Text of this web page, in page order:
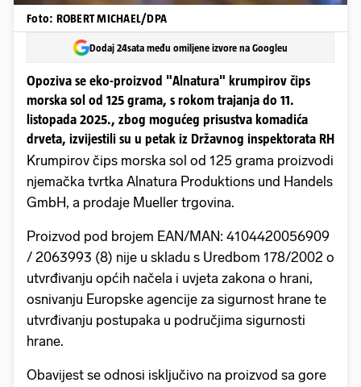
Foto: ROBERT MICHAEL/DPA
Dodaj 24sata među omiljene izvore na Googleu
Opoziva se eko-proizvod "Alnatura" krumpirov čips
morska sol od 125 grama, s rokom trajanja do 11.
listopada 2025., zbog mogućeg prisustva komadića
drveta, izvijestili su u petak iz Državnog inspektorata RH
Krumpirov čips morska sol od 125 grama proizvodi
njemačka tvrtka Alnatura Produktions und Handels
GmbH, a prodaje Mueller trgovina.
Proizvod pod brojem EAN/MAN: 4104420056909
/ 2063993 (8) nije u skladu s Uredbom 178/2002 o
utvrđivanju općih načela i uvjeta zakona o hrani,
osnivanju Europske agencije za sigurnost hrane te
utvrđivanju postupaka u područjima sigurnosti
hrane.
Obavijest se odnosi isključivo na proizvod sa gore